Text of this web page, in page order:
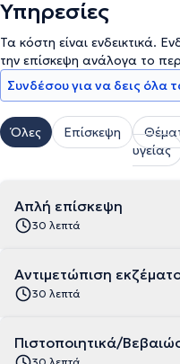
Υπηρεσίες
Τα κόστη είναι ενδεικτικά.
την επίσκεψη ανάλογα το
Συνδέσου για να δεις όλα
Όλες Επίσκεψη
υγείας
Απλή επίσκεψη
30 λεπτά
Αντιμετώπιση
30 λεπτά
Πιστοποιητικά/